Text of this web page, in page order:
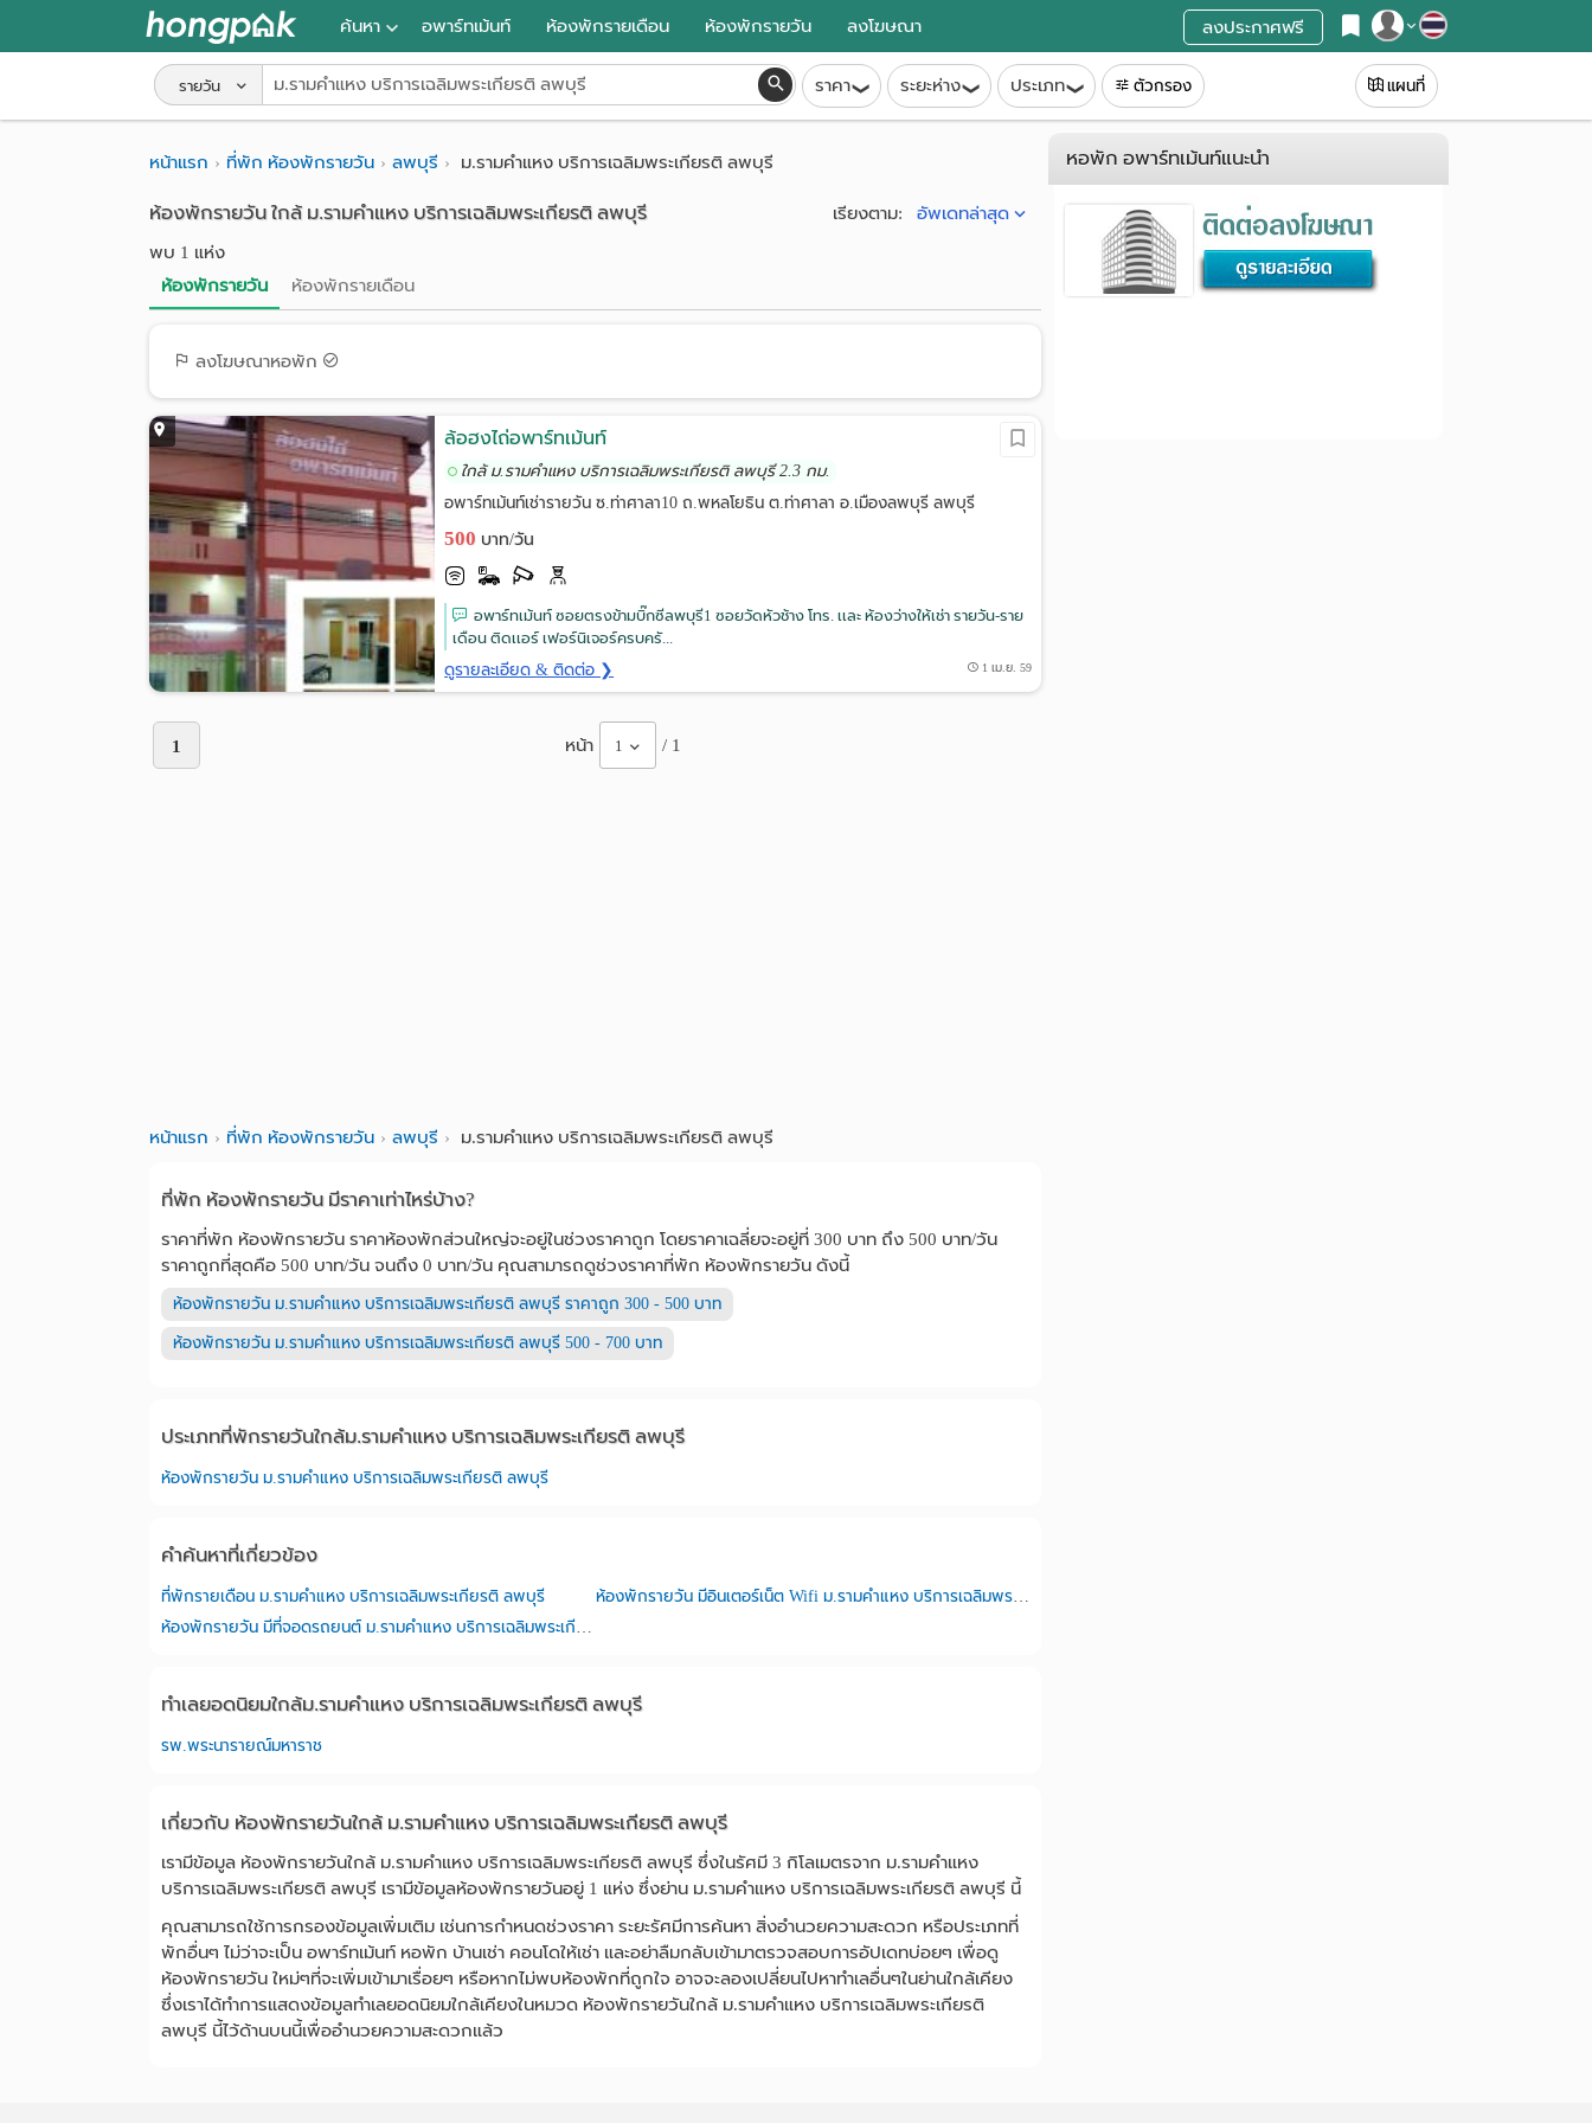
สมัครสมาชิก
เข้าสู่ระบบ
ค้นหา
หอพัก ใกล้ฉัน
ค้นจากสถานีรถไฟฟ้า
ค้นตามจังหวัด
ค้นจากสถานศึกษา
อพาร์ทเม้นท์ ห้องพักรายเดือน ห้องพักรายวัน ลงโฆษณา ลงประกาศฟรี
รายวัน ราคา ระยะห่าง ประเภท ตัวกรอง แผนที่
หน้าแรก ที่พัก ห้องพักรายวัน ลพบุรี ม.รามคำแหง บริการเฉลิมพระเกียรติ ลพบุรี
ห้องพักรายวัน ใกล้ ม.รามคำแหง บริการเฉลิมพระเกียรติ ลพบุรี
พบ 1 แห่ง
เรียงตาม: อัพเดทล่าสุด
ห้องพักรายวัน ห้องพักรายเดือน
ลงโฆษณาหอพัก
ล้อฮงไถ่อพาร์ทเม้นท์
ใกล้ ม.รามคำแหง บริการเฉลิมพระเกียรติ ลพบุรี 2.3 กม.
อพาร์ทเม้นท์เช่ารายวัน ซ.ท่าศาลา10 ถ.พหลโยธิน ต.ท่าศาลา อ.เมืองลพบุรี ลพบุรี
500 บาท/วัน
อพาร์ทเม้นท์ ซอยตรงข้ามบิ๊กซีลพบุรี1 ซอยวัดหัวช้าง โทร. เเละ ห้องว่างให้เช่า รายวัน-ราย
เดือน ติดเเอร์ เฟอร์นิเจอร์ครบครั...
ดูรายละเอียด & ติดต่อ ❯ 1 เม.ย. 59
1 หน้า 1 / 1
หน้าแรก ที่พัก ห้องพักรายวัน ลพบุรี ม.รามคำแหง บริการเฉลิมพระเกียรติ ลพบุรี
ที่พัก ห้องพักรายวัน มีราคาเท่าไหร่บ้าง?
ราคาที่พัก ห้องพักรายวัน ราคาห้องพักส่วนใหญ่จะอยู่ในช่วงราคาถูก โดยราคาเฉลี่ยจะอยู่ที่ 300 บาท ถึง 500 บาท/วัน
ราคาถูกที่สุดคือ 500 บาท/วัน จนถึง 0 บาท/วัน คุณสามารถดูช่วงราคาที่พัก ห้องพักรายวัน ดังนี้
ห้องพักรายวัน ม.รามคำแหง บริการเฉลิมพระเกียรติ ลพบุรี ราคาถูก 300 - 500 บาท
ห้องพักรายวัน ม.รามคำแหง บริการเฉลิมพระเกียรติ ลพบุรี 500 - 700 บาท
ประเภทที่พักรายวันใกล้ม.รามคำแหง บริการเฉลิมพระเกียรติ ลพบุรี
ห้องพักรายวัน ม.รามคำแหง บริการเฉลิมพระเกียรติ ลพบุรี
คำค้นหาที่เกี่ยวข้อง
ที่พักรายเดือน ม.รามคำแหง บริการเฉลิมพระเกียรติ ลพบุรี
ห้องพักรายวัน มีอินเตอร์เน็ต Wifi ม.รามคำแหง บริการเฉลิมพระเกียรติ ลพบุรี
ห้องพักรายวัน มีที่จอดรถยนต์ ม.รามคำแหง บริการเฉลิมพระเกียรติ ลพบุรี
ทำเลยอดนิยมใกล้ม.รามคำแหง บริการเฉลิมพระเกียรติ ลพบุรี
รพ.พระนารายณ์มหาราช
เกี่ยวกับ ห้องพักรายวันใกล้ ม.รามคำแหง บริการเฉลิมพระเกียรติ ลพบุรี
เรามีข้อมูล ห้องพักรายวันใกล้ ม.รามคำแหง บริการเฉลิมพระเกียรติ ลพบุรี ซึ่งในรัศมี 3 กิโลเมตรจาก ม.รามคำแหง
บริการเฉลิมพระเกียรติ ลพบุรี เรามีข้อมูลห้องพักรายวันอยู่ 1 แห่ง ซึ่งย่าน ม.รามคำแหง บริการเฉลิมพระเกียรติ ลพบุรี นี้
คุณสามารถใช้การกรองข้อมูลเพิ่มเติม เช่นการกำหนดช่วงราคา ระยะรัศมีการค้นหา สิ่งอำนวยความสะดวก หรือประเภทที่
พักอื่นๆ ไม่ว่าจะเป็น อพาร์ทเม้นท์ หอพัก บ้านเช่า คอนโดให้เช่า และอย่าลืมกลับเข้ามาตรวจสอบการอัปเดทบ่อยๆ เพื่อดู
ห้องพักรายวัน ใหม่ๆที่จะเพิ่มเข้ามาเรื่อยๆ หรือหากไม่พบห้องพักที่ถูกใจ อาจจะลองเปลี่ยนไปหาทำเลอื่นๆในย่านใกล้เคียง
ซึ่งเราได้ทำการแสดงข้อมูลทำเลยอดนิยมใกล้เคียงในหมวด ห้องพักรายวันใกล้ ม.รามคำแหง บริการเฉลิมพระเกียรติ
ลพบุรี นี้ไว้ด้านบนนี้เพื่ออำนวยความสะดวกแล้ว
หอพัก อพาร์ทเม้นท์แนะนำ